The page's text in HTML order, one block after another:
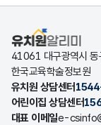
유치원알리미
41061 대구광역시
한국교육학술정보원
유치원 상담센터
어린이집 상담센터
대표 이메일e-